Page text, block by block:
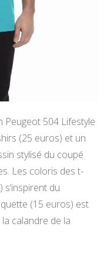
Peugeot 504 Lifestyle
(25 euros) et un
stylisé du coupé
Les coloris des t-
du
(15 euros) est
calandre de la